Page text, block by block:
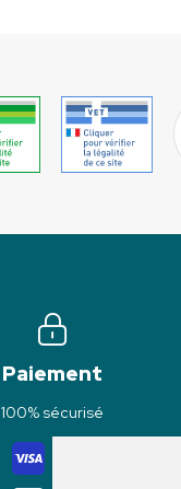
Paiement
100% sécurisé